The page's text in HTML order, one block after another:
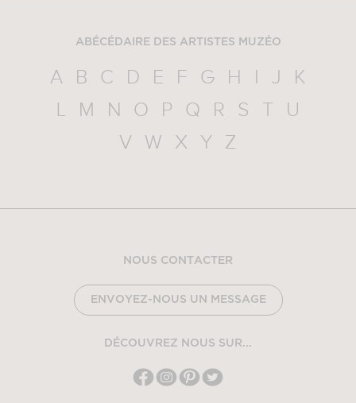
ABÉCÉDAIRE DES ARTISTES MUZÉO
A B C D E F G H I J
K
L
M N O P Q R S T
U
V
W X Y Z
NOUS CONTACTER
ENVOYEZ-NOUS UN MESSAGE
DÉCOUVREZ NOUS SUR...